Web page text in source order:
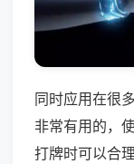
同时应用在很
非常有用的，
打牌时可以合